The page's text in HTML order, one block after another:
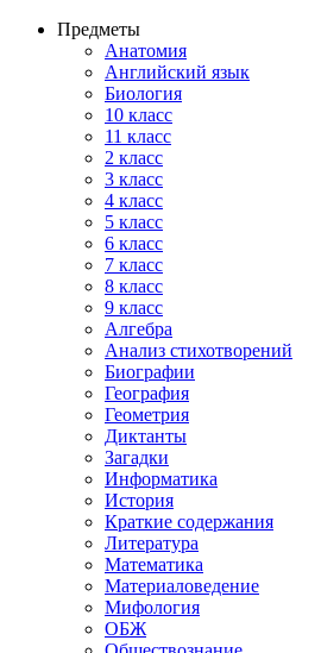
Предметы
Анатомия
Английский язык
Биология
10 класс
11 класс
2 класс
3 класс
4 класс
5 класс
6 класс
7 класс
8 класс
9 класс
Алгебра
Анализ стихотворений
Биографии
География
Геометрия
Диктанты
Загадки
Информатика
История
Краткие содержания
Литература
Математика
Материаловедение
Мифология
ОБЖ